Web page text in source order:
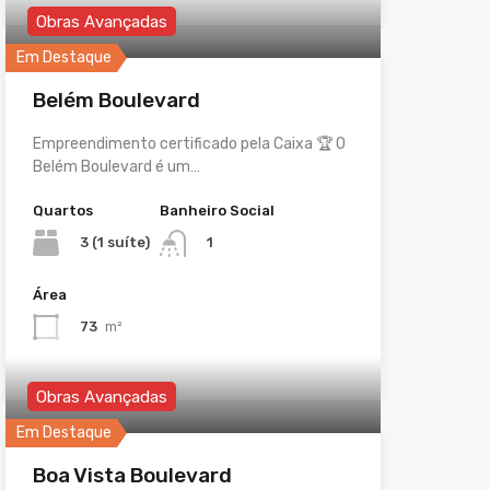
Em Destaque
Obras Avançadas
Belém Boulevard
Empreendimento certificado pela Caixa 🏆 O
Belém Boulevard é um…
Quartos
3 (1 suíte)
Banheiro Social
1
Área
73 m²
Em Destaque
Obras Avançadas
Boa Vista Boulevard